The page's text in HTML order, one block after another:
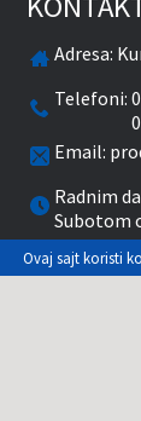
Adresa:
Telefoni:
Email:
Radnim
Subotom
Ovaj sajt koristi